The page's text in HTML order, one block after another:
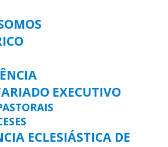
EXECUTIVO
ECLESIÁSTICA DE